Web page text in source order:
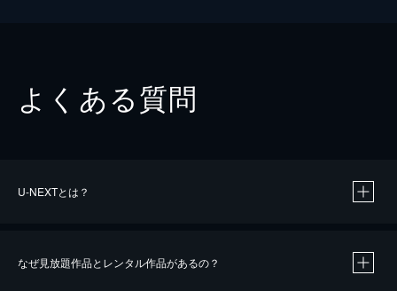
よくある質問
U-NEXTとは？
なぜ見放題作品とレンタル作品があるの？